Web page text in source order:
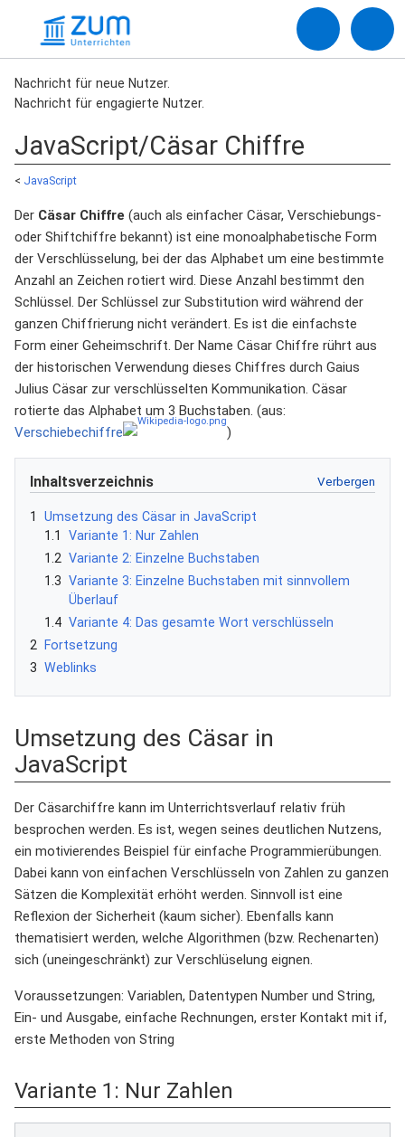
Nachricht für neue Nutzer.
Nachricht für engagierte Nutzer.
JavaScript/Cäsar Chiffre
< JavaScript
Der Cäsar Chiffre (auch als einfacher Cäsar, Verschiebungs-
oder Shiftchiffre bekannt) ist eine monoalphabetische Form
der Verschlüsselung, bei der das Alphabet um eine bestimmte
Anzahl an Zeichen rotiert wird. Diese Anzahl bestimmt den
Schlüssel. Der Schlüssel zur Substitution wird während der
ganzen Chiffrierung nicht verändert. Es ist die einfachste
Form einer Geheimschrift. Der Name Cäsar Chiffre rührt aus
der historischen Verwendung dieses Chiffres durch Gaius
Julius Cäsar zur verschlüsselten Kommunikation. Cäsar
rotierte das Alphabet um 3 Buchstaben. (aus:
Verschiebechiffre
)
Inhaltsverzeichnis
1
Umsetzung des Cäsar in JavaScript
1.1
Variante 1: Nur Zahlen
1.2 Variante 2: Einzelne Buchstaben
1.3 Variante 3: Einzelne Buchstaben mit sinnvollem
Überlauf
1.4 Variante 4: Das gesamte Wort verschlüsseln
2
Fortsetzung
3 Weblinks
Umsetzung des Cäsar in
JavaScript
Der Cäsarchiffre kann im Unterrichtsverlauf relativ früh
besprochen werden. Es ist, wegen seines deutlichen Nutzens,
ein motivierendes Beispiel für einfache Programmierübungen.
Dabei kann von einfachen Verschlüsseln von Zahlen zu ganzen
Sätzen die Komplexität erhöht werden. Sinnvoll ist eine
Reflexion der Sicherheit (kaum sicher). Ebenfalls kann
thematisiert werden, welche Algorithmen (bzw. Rechenarten)
sich (uneingeschränkt) zur Verschlüselung eignen.
Voraussetzungen: Variablen, Datentypen Number und String,
Ein- und Ausgabe, einfache Rechnungen, erster Kontakt mit if,
erste Methoden von String
Variante 1: Nur Zahlen